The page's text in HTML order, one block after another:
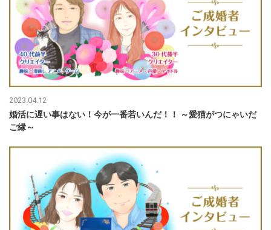
2023.04.12
婚活に遅い事はない！今が一番若いんだ！！ ～愛猫がつにゃいだ
ご縁～